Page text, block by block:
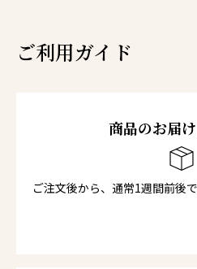
ご利用ガイド
商品のお届
ご注文後から、通常1週間前後